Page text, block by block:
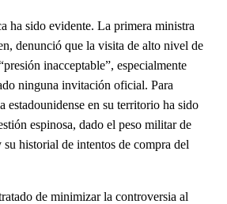
ha sido evidente. La primera ministra
denunció que la visita de alto nivel de
inacceptable”, especialmente
ninguna invitación oficial. Para
estadounidense en su territorio ha sido
espinosa, dado el peso militar de
historial de intentos de compra del
de minimizar la controversia al